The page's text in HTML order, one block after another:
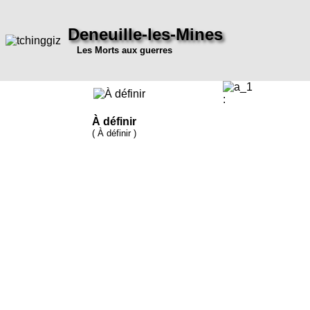
Deneuille-les-Mines
Les Morts aux guerres
À définir
( À définir )
: